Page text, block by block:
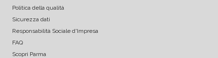
Politica della qualità
Sicurezza dati
Responsabilità Sociale d'Impresa
FAQ
Scopri Parma